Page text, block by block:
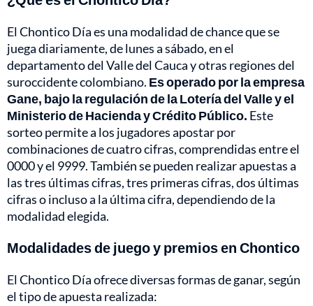
El Chontico Día es una modalidad de chance que se
juega diariamente, de lunes a sábado, en el
departamento del Valle del Cauca y otras regiones del
suroccidente colombiano. Es operado por la empresa
Gane, bajo la regulación de la Lotería del Valle y el
Ministerio de Hacienda y Crédito Público. Este
sorteo permite a los jugadores apostar por
combinaciones de cuatro cifras, comprendidas entre el
0000 y el 9999. También se pueden realizar apuestas a
las tres últimas cifras, tres primeras cifras, dos últimas
cifras o incluso a la última cifra, dependiendo de la
modalidad elegida.
Modalidades de juego y premios en Chontico
El Chontico Día ofrece diversas formas de ganar, según
el tipo de apuesta realizada: